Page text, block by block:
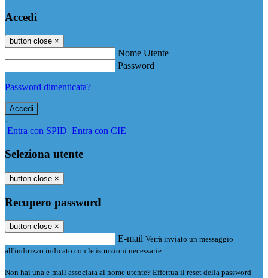
Accedi
button close ×
Nome Utente
Password
Password dimenticata?
-
Entra con SPID Entra con CIE
Seleziona utente
button close ×
Recupero password
button close ×
E-mail Verrà inviato un messaggio
all'indirizzo indicato con le istruzioni necessarie.
Non hai una e-mail associata al nome utente? Effettua il reset della password